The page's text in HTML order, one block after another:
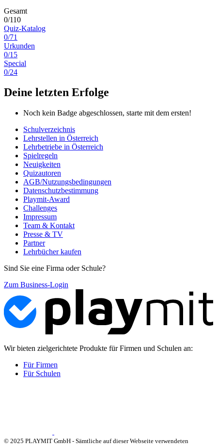
Gesamt
0/110
Quiz-Katalog
0/71
Urkunden
0/15
Special
0/24
Deine letzten Erfolge
Noch kein Badge abgeschlossen, starte mit dem ersten!
Schulverzeichnis
Lehrstellen in Österreich
Lehrbetriebe in Österreich
Spielregeln
Neuigkeiten
Quizautoren
AGB/Nutzungsbedingungen
Datenschutzbestimmung
Playmit-Award
Challenges
Impressum
Team & Kontakt
Presse & TV
Partner
Lehrbücher kaufen
Sind Sie eine Firma oder Schule?
Zum Business-Login
Wir bieten zielgerichtete Produkte für Firmen und Schulen an:
Für Firmen
Für Schulen
© 2025 PLAYMIT GmbH - Sämtliche auf dieser Webseite verwendeten